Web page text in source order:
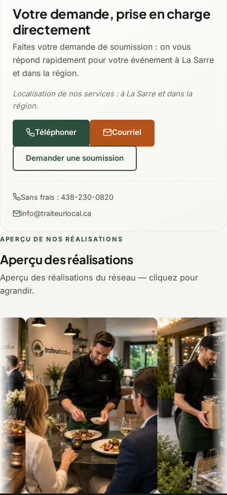
Votre demande, prise en charge
directement
Faites votre demande de soumission : on vous
répond rapidement pour votre événement à La Sarre
et dans la région.
Localisation de nos services : à La Sarre et dans la
région.
Téléphoner Courriel
Demander une soumission
Sans frais : 438-230-0820
info@traiteurlocal.ca
APERÇU DE NOS RÉALISATIONS
Aperçu des réalisations
Aperçu des réalisations du réseau — cliquez pour
agrandir.